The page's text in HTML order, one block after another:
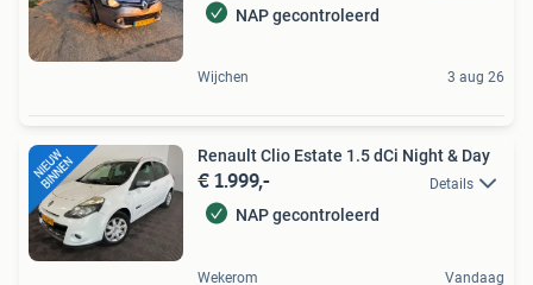
NAP gecontroleerd
Wijchen 3 aug 26
Renault Clio Estate 1.5 dCi Night & Day
€ 1.999,- Details
NAP gecontroleerd
Wekerom Vandaag